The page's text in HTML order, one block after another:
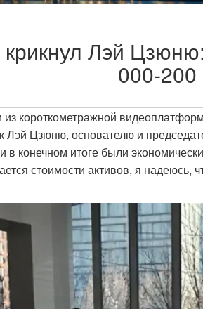
Лэй
000-
короткометражной
Лэй Цзюню, основателю и
в конечном итоге были
стоимости активов, я